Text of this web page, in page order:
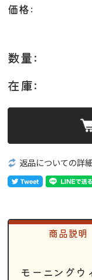
価格:
数量:
在庫:
返品についての詳
商品説明
モーニングウ